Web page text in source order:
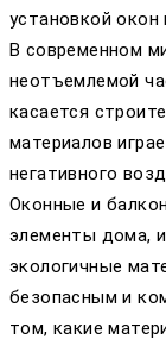
установкой окон
В современном
неотъемлемой
касается
материалов
негативного
Оконные и
элементы дома,
экологичные
безопасным и
том, какие